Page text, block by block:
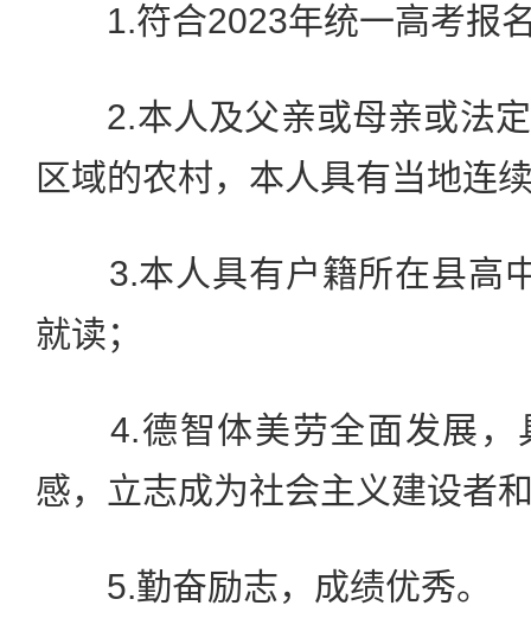
1.符合2023年统一高考报
2.本人及父亲或母亲或法定
区域的农村，本人具有当地连
3.本人具有户籍所在县高
就读；
4.德智体美劳全面发展，
感，立志成为社会主义建设者
5.勤奋励志，成绩优秀。